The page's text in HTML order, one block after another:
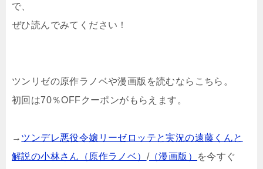
で、
ぜひ読んでみてください！
ツンリゼの原作ラノベや漫画版を読むならこちら。
初回は70％OFFクーポンがもらえます。
→ ツンデレ悪役令嬢リーゼロッテと実況の遠藤くんと
解説の小林さん（原作ラノベ） /（漫画版）
を今すぐ